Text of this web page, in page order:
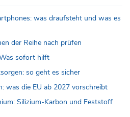
was draufsteht und was es
der Reihe nach prüfen
sofort hilft
so geht es sicher
was die EU ab 2027 vorschreibt
Silizium-Karbon und Feststoff